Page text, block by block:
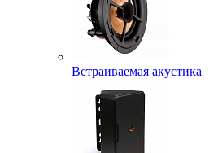
Встраиваемая акустика